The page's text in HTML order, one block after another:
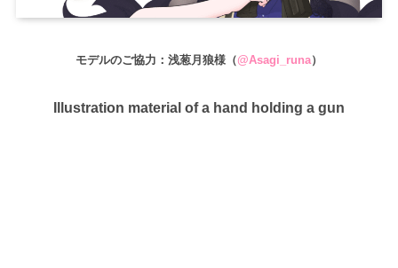
モデルのご協力：浅葱月狼様（@Asagi_runa）
Illustration material of a hand holding a gun